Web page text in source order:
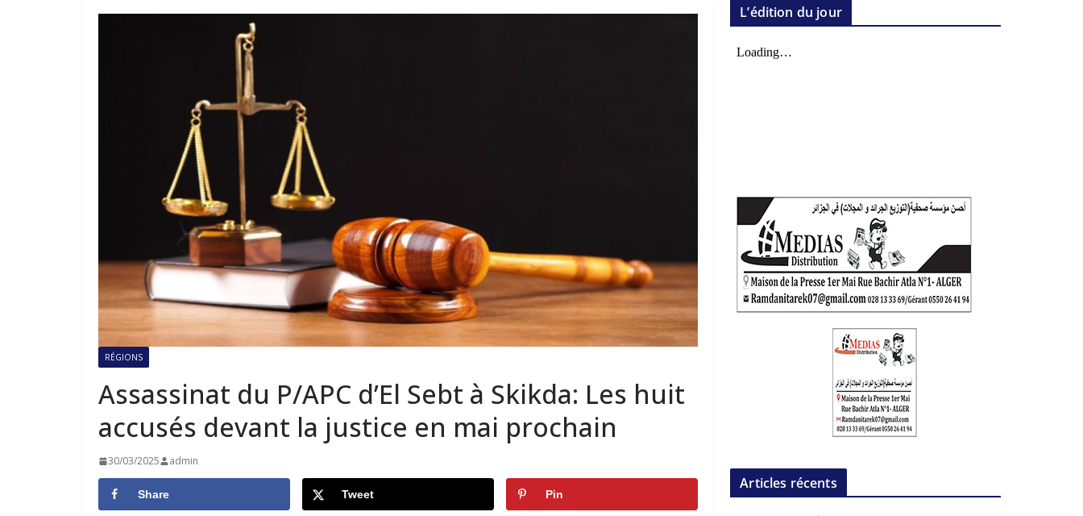
RÉGIONS
Assassinat du P/APC d’El Sebt à Skikda: Les huit
accusés devant la justice en mai prochain
30/03/2025 admin
Share Tweet Pin
L’édition du jour
Articles récents